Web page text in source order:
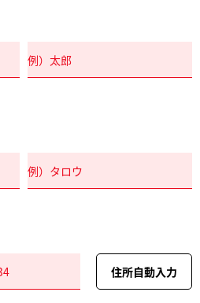
住所自動入力